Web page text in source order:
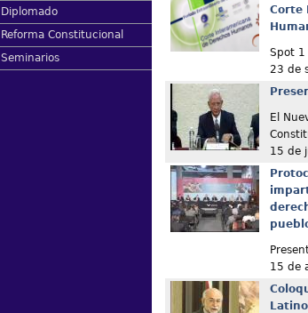
Diplomado
Reforma Constitucional
Seminarios
Corte
Spot 1
23 de
El
15 de
15 de